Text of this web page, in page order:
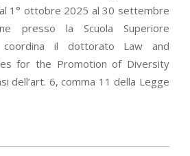
1° ottobre 2025 al 30 settembre
presso la Scuola Superiore
coordina il dottorato Law and
for the Promotion of Diversity
dell’art. 6, comma 11 della Legge